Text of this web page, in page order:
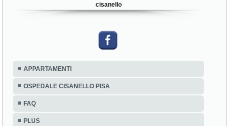
cisanello
APPARTAMENTI
OSPEDALE CISANELLO PISA
FAQ
PLUS